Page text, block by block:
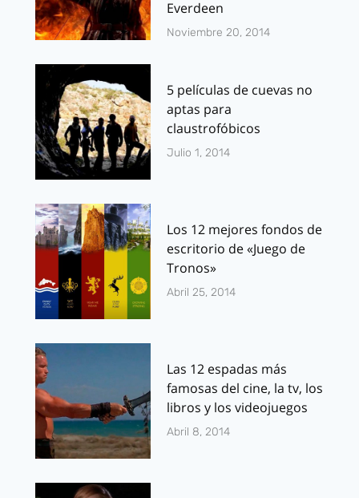
Everdeen
Noviembre 20, 2014
5 películas de cuevas no
aptas para
claustrofóbicos
Julio 1, 2014
Los 12 mejores fondos de
escritorio de «Juego de
Tronos»
Abril 25, 2014
Las 12 espadas más
famosas del cine, la tv, los
libros y los videojuegos
Abril 8, 2014